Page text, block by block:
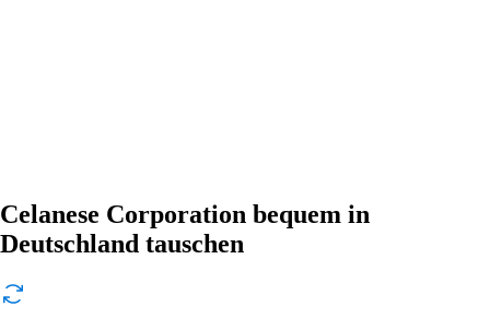
Celanese Corporation bequem in
Deutschland tauschen